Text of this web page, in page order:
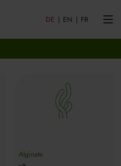
DE EN FR
Alginate